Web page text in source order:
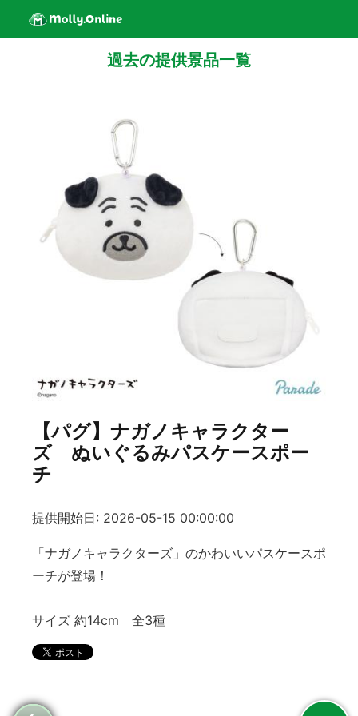
過去の提供景品一覧
【パグ】ナガノキャラクター
ズ ぬいぐるみパスケースポー
チ
提供開始日: 2026-05-15 00:00:00
「ナガノキャラクターズ」のかわいいパスケースポ
ーチが登場！
サイズ 約14cm 全3種